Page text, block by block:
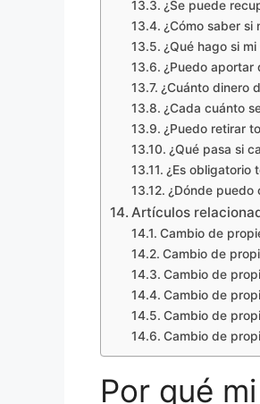
¿Se puede
¿Cómo saber si
¿Qué hago si
¿Puedo aportar
¿Cuánto dinero
¿Cada cuánto
¿Puedo retirar
¿Qué pasa si
¿Es obligatorio
¿Dónde puedo
Artículos
Cambio de
Cambio de
Cambio de
Cambio de
Cambio de
Cambio de
Por qué